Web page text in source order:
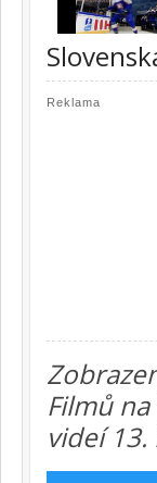
Reklama
Filmů
videí